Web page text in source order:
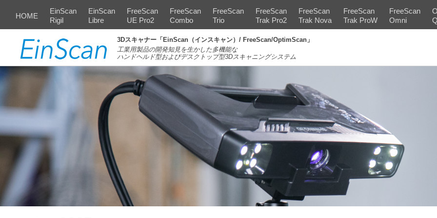
メインメニュー
HOME
EinScan
Rigil
EinScan
Libre
FreeScan
UE Pro2
FreeScan
Combo
FreeScan
Trio
FreeScan
Trak Pro2
FreeScan
Trak Nova
FreeScan
Trak ProW
FreeScan
Omni
3Dスキャナー「EinScan（インスキャン）/ FreeScan/OptimScan」
工業用製品の開発知見を生かした多機能な
ハンドヘルド型およびデスクトップ型3Dスキャニングシステム